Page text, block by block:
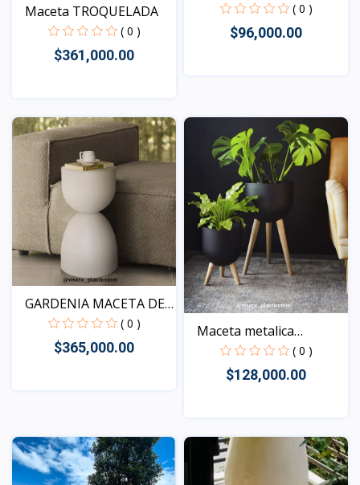
Maceta TROQUELADA
( 0 )
$361,000.00
Vista
( 0 )
$96,000.00
GARDENIA MACETA DE
PIS...
( 0 )
$365,000.00
Maceta metalica
TUSCANY
( 0 )
$128,000.00
Vista